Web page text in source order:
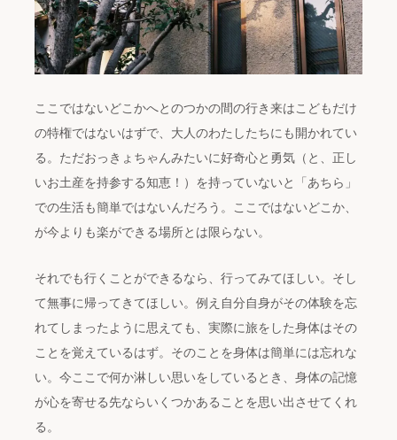
ここではないどこかへとのつかの間の行き来はこどもだけ
の特権ではないはずで、大人のわたしたちにも開かれてい
る。ただおっきょちゃんみたいに好奇心と勇気（と、正し
いお土産を持参する知恵！）を持っていないと「あちら」
での生活も簡単ではないんだろう。ここではないどこか、
が今よりも楽ができる場所とは限らない。
それでも行くことができるなら、行ってみてほしい。そし
て無事に帰ってきてほしい。例え自分自身がその体験を忘
れてしまったように思えても、実際に旅をした身体はその
ことを覚えているはず。そのことを身体は簡単には忘れな
い。今ここで何か淋しい思いをしているとき、身体の記憶
が心を寄せる先ならいくつかあることを思い出させてくれ
る。